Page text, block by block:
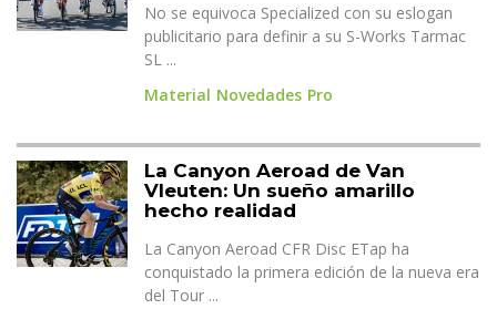
No se equivoca Specialized con su eslogan
publicitario para definir a su S-Works Tarmac
SL ...
Material Novedades Pro
La Canyon Aeroad de Van
Vleuten: Un sueño amarillo
hecho realidad
La Canyon Aeroad CFR Disc ETap ha
conquistado la primera edición de la nueva era
del Tour ...